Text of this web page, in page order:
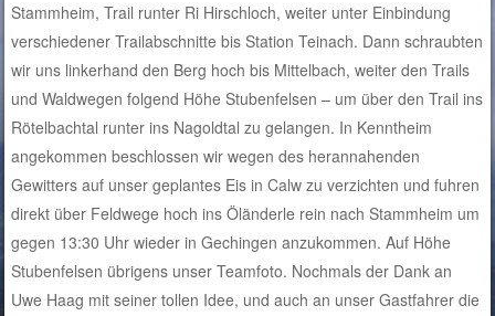
Stammheim, Trail runter Ri Hirschloch, weiter unter Einbindung
verschiedener Trailabschnitte bis Station Teinach. Dann schraubten
wir uns linkerhand den Berg hoch bis Mittelbach, weiter den Trails
und Waldwegen folgend Höhe Stubenfelsen – um über den Trail ins
Rötelbachtal runter ins Nagoldtal zu gelangen. In Kenntheim
angekommen beschlossen wir wegen des herannahenden
Gewitters auf unser geplantes Eis in Calw zu verzichten und fuhren
direkt über Feldwege hoch ins Öländerle rein nach Stammheim um
gegen 13:30 Uhr wieder in Gechingen anzukommen. Auf Höhe
Stubenfelsen übrigens unser Teamfoto. Nochmals der Dank an
Uwe Haag mit seiner tollen Idee, und auch an unser Gastfahrer die